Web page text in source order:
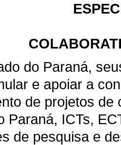
do Paraná,
e apoiar a
de projetos
Paraná, ICTs,
de pesquisa e